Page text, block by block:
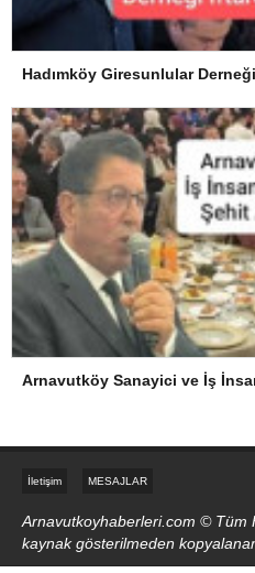
Hadımköy Giresunlular
İletişim MESAJLAR
Arnavutkoyhaberleri.com © Tüm
kaynak gösterilmeden